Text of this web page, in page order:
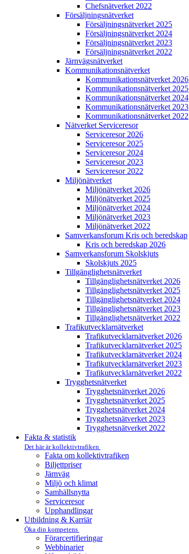
Chefs­nätverket 2022
Försäljnings­nätverket
Försäljnings­nätverket 2025
Försäljnings­nätverket 2024
Försäljnings­nätverket 2023
Försäljnings­nätverket 2022
Järnvägs­nätverket
Kommunikations­nätverket
Kommunikations­nätverket 2026
Kommunikations­nätverket 2025
Kommunikations­nätverket 2024
Kommunikations­nätverket 2023
Kommunikations­nätverket 2022
Nätverket Serviceresor
Serviceresor 2026
Serviceresor 2025
Serviceresor 2024
Serviceresor 2023
Serviceresor 2022
Miljö­nätverket
Miljö­nätverket 2026
Miljö­nätverket 2025
Miljö­nätverket 2024
Miljö­nätverket 2023
Miljö­nätverket 2022
Samverkans­forum Kris och beredskap
Kris och beredskap 2026
Samverkans­forum Skolskjuts
Skolskjuts 2025
Tillgänglighets­nätverket
Tillgänglighets­nätverket 2026
Tillgänglighets­nätverket 2025
Tillgänglighets­nätverket 2024
Tillgänglighets­nätverket 2023
Tillgänglighets­nätverket 2022
Trafikutvecklar­nätverket
Trafikutvecklar­nätverket 2026
Trafikutvecklar­nätverket 2025
Trafikutvecklar­nätverket 2024
Trafikutvecklar­nätverket 2023
Trafikutvecklar­nätverket 2022
Trygghets­nätverket
Trygghets­nätverket 2026
Trygghets­nätverket 2025
Trygghets­nätverket 2024
Trygghets­nätverket 2023
Trygghets­nätverket 2022
Fakta & statistik
Det här är kollektivtrafiken
Fakta om kollektivtrafiken
Biljettpriser
Järnväg
Miljö och klimat
Samhällsnytta
Serviceresor
Upphandlingar
Utbildning & Karriär
Öka din kompetens
Förarcertifieringar
Webbinarier